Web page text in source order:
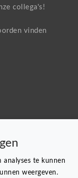
collega's!
vinden
analyses te kunnen
weergeven.